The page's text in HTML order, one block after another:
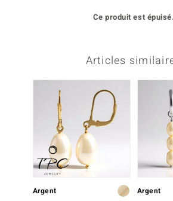
Ce produit est épuisé.
Articles
Argent Argent